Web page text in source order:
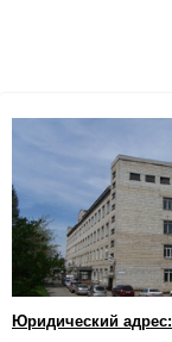
Юридический адрес: